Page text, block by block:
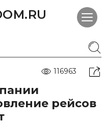
116963
рейсов